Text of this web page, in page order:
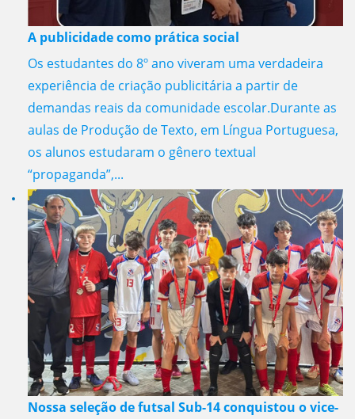
A publicidade como prática social
Os estudantes do 8º ano viveram uma verdadeira
experiência de criação publicitária a partir de
demandas reais da comunidade escolar.Durante as
aulas de Produção de Texto, em Língua Portuguesa,
os alunos estudaram o gênero textual
“propaganda”,...
Nossa seleção de futsal Sub-14 conquistou o vice-